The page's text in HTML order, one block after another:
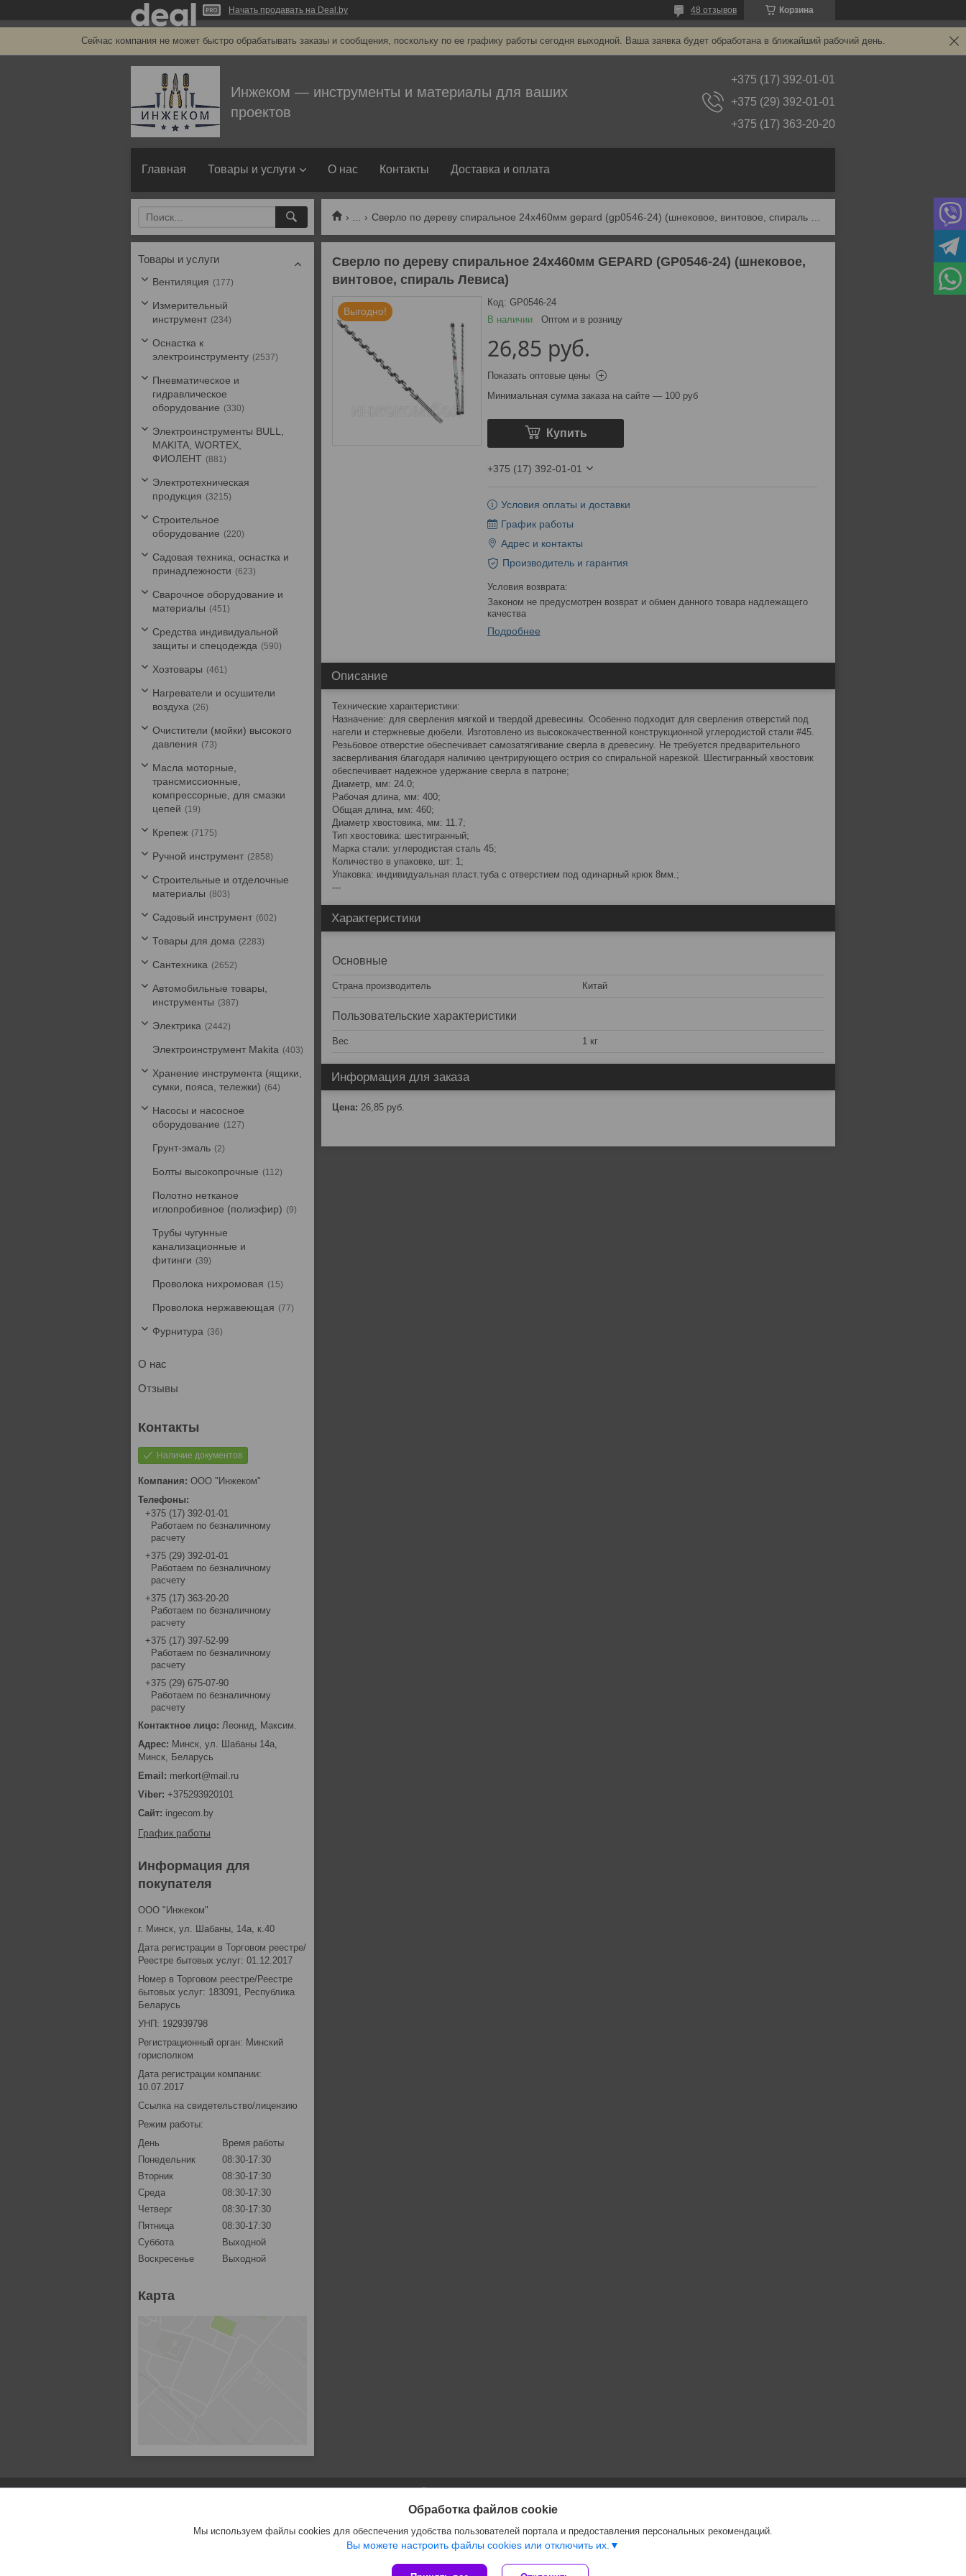
Начать продавать на Deal.by Корзина
48 отзывов
Сейчас компания не может быстро обрабатывать заказы и сообщения, поскольку по ее графику работы сегодня выходной. Ваша заявка будет обработана в ближайший рабочий день.
Инжеком — инструменты и материалы для ваших
проектов
+375 (17) 392-01-01
+375 (29) 392-01-01
+375 (17) 363-20-20
Главная Товары и услуги О нас Контакты Доставка и оплата
Сверло по дереву спиральное 24х460мм GEPARD (GP0546-24) (шнековое,
винтовое, спираль Левиса)
Выгодно!
В наличии Оптом и в розницу
Код: GP0546-24
26,85 руб.
Показать оптовые цены
Минимальная сумма заказа на сайте — 100 руб
Купить
+375 (17) 392-01-01
Условия оплаты и доставки
График работы
Адрес и контакты
Производитель и гарантия
Законом не предусмотрен возврат и обмен данного товара надлежащего
качества
Подробнее
Описание
Технические характеристики:
Назначение: для сверления мягкой и твердой древесины. Особенно подходит для сверления отверстий под
нагели и стержневые дюбели. Изготовлено из высококачественной конструкционной углеродистой стали #45.
Резьбовое отверстие обеспечивает самозатягивание сверла в древесину. Не требуется предварительного
засверливания благодаря наличию центрирующего острия со спиральной нарезкой. Шестигранный хвостовик
обеспечивает надежное удержание сверла в патроне;
Диаметр, мм: 24.0;
Рабочая длина, мм: 400;
Общая длина, мм: 460;
Диаметр хвостовика, мм: 11.7;
Тип хвостовика: шестигранный;
Марка стали: углеродистая сталь 45;
Количество в упаковке, шт: 1;
Упаковка: индивидуальная пласт.туба с отверстием под одинарный крюк 8мм.;
---
Характеристики
Основные
Страна производитель Китай
Пользовательские характеристики
Вес 1 кг
Информация для заказа
Цена: 26,85 руб.
Товары и услуги
Вентиляция 177
Измерительный
инструмент
234
Оснастка к
электроинструменту
2537
Пневматическое и
гидравлическое
оборудование
330
Электроинструменты BULL,
MAKITA, WORTEX,
ФИОЛЕНТ
881
Электротехническая
продукция
3215
Строительное
оборудование
220
Садовая техника, оснастка и
принадлежности
623
Сварочное оборудование и
материалы
451
Средства индивидуальной
защиты и спецодежда
590
Хозтовары 461
Нагреватели и осушители
воздуха
26
Очистители (мойки) высокого
давления
73
Масла моторные,
трансмиссионные,
компрессорные, для смазки
цепей
19
Крепеж 7175
Ручной инструмент 2858
Строительные и отделочные
материалы
803
Садовый инструмент 602
Товары для дома 2283
Сантехника 2652
Автомобильные товары,
инструменты
387
Электрика 2442
Электроинструмент Makita 403
Хранение инструмента (ящики,
сумки, пояса, тележки)
64
Насосы и насосное
оборудование
127
Грунт-эмаль 2
Болты высокопрочные 112
Полотно нетканое
иглопробивное (полиэфир)
9
Трубы чугунные
канализационные и
фитинги
39
Проволока нихромовая 15
Проволока нержавеющая 77
Фурнитура 36
О нас
Отзывы
Наличие документов
ООО "Инжеком"
+375 (17) 392-01-01
Работаем по безналичному
расчету
+375 (29) 392-01-01
Работаем по безналичному
расчету
+375 (17) 363-20-20
Работаем по безналичному
расчету
+375 (17) 397-52-99
Работаем по безналичному
расчету
+375 (29) 675-07-90
Работаем по безналичному
расчету
Леонид, Максим.
Минск, ул. Шабаны 14а,
Минск, Беларусь
merkort@mail.ru
+375293920101
ingecom.by
График работы
Информация для
покупателя
ООО "Инжеком"
г. Минск, ул. Шабаны, 14а, к.40
Дата регистрации в Торговом реестре/
Реестре бытовых услуг: 01.12.2017
Номер в Торговом реестре/Реестре
бытовых услуг: 183091, Республика
Беларусь
УНП: 192939798
Регистрационный орган: Минский
горисполком
Дата регистрации компании:
10.07.2017
Ссылка на свидетельство/лицензию
Режим работы:
День
Время работы
Понедельник
08:30-17:30
Вторник
08:30-17:30
Среда
08:30-17:30
Четверг
08:30-17:30
Пятница
08:30-17:30
Суббота
Выходной
Воскресенье
Выходной
Карта
Сайт создан на платформе Deal.by
Политика обработки файлов cookies
Обработка файлов cookie
Мы используем файлы cookies для обеспечения удобства пользователей портала и предоставления персональных рекомендаций.
Вы можете настроить файлы cookies или отключить их.
ООО "Инжеком" |
Пожаловаться на контент
Select Language ▼